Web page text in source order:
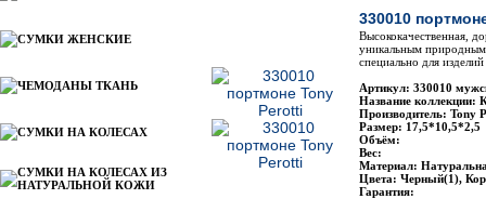
СУМКИ ЖЕНСКИЕ
ЧЕМОДАНЫ ТКАНЬ
СУМКИ НА КОЛЕСАХ
СУМКИ НА КОЛЕСАХ ИЗ
НАТУРАЛЬНОЙ КОЖИ
330010
Высококачественная,
уникальным
специально для
Артикул: 330010
Название коллекции:
Производитель: Tony
Размер: 17,5*10,5*2,5
Объём:
Вес:
Материал:
Цвета: Черный(1),
Гарантия: